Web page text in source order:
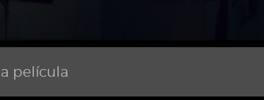
película